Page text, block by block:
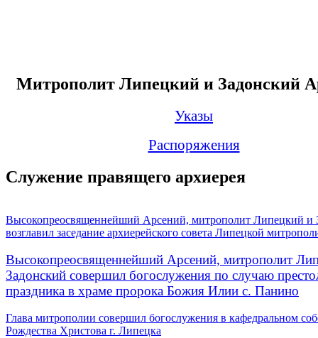
Митрополит Липецкий и Задонский
Указы
Распоряжения
Служение правящего архиерея
Высокопреосвященнейший Арсений, митрополит Липецкий и
возглавил заседание архиерейского совета Липецкой
Высокопреосвященнейший Арсений, митрополит
Задонский совершил богослужения по случаю
праздника в храме пророка Божия Илии с. Панино
Глава митрополии совершил богослужения в кафедральном
Рождества Христова г. Липецка